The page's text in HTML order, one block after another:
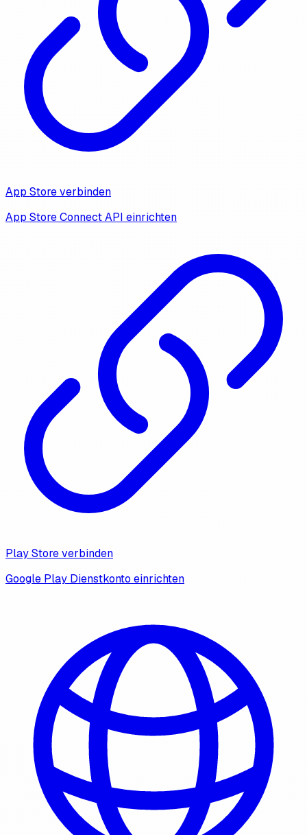
App Store verbinden
App Store Connect API einrichten
Play Store verbinden
Google Play Dienstkonto einrichten